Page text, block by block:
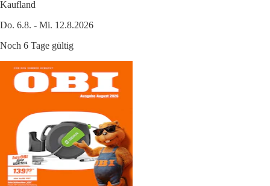
Kaufland
Do. 6.8. - Mi. 12.8.2026
Noch 6 Tage gültig